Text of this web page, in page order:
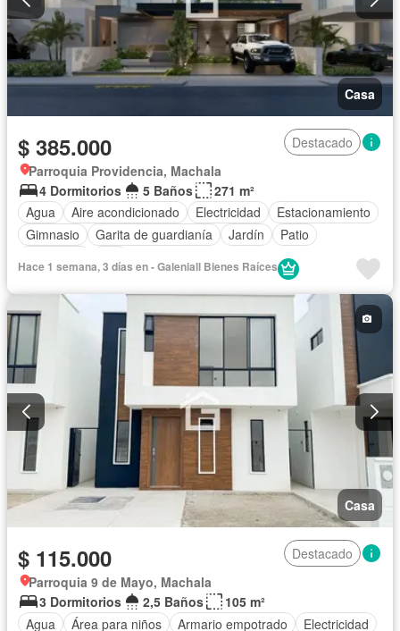
Casa
$ 385.000
Destacado
Parroquia Providencia, Machala
4 Dormitorios
5 Baños
271 m²
Agua
Aire acondicionado Electricidad
Estacionamiento
Gimnasio
Garita de guardianía Jardín
Patio
Hace 1 semana, 3 días en - Galeniall Bienes Raíces
Casa
$ 115.000
Destacado
Parroquia 9 de Mayo, Machala
3 Dormitorios
2,5 Baños
105 m²
Agua
Área para niños Armario empotrado Electricidad